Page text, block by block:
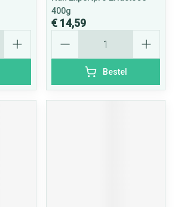
400g
€ 14,59
Bestel